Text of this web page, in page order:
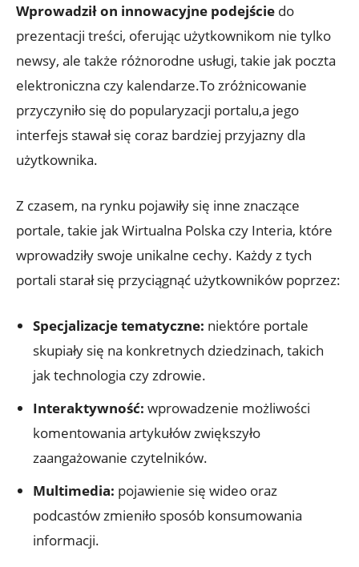
Wprowadził on innowacyjne podejście do
prezentacji treści, oferując użytkownikom nie tylko
newsy, ale także różnorodne usługi, takie jak poczta
elektroniczna czy kalendarze.To zróżnicowanie
przyczyniło się do popularyzacji portalu,a jego
interfejs stawał się coraz bardziej przyjazny dla
użytkownika.
Z czasem, na rynku pojawiły się inne znaczące
portale, takie jak Wirtualna Polska czy Interia, które
wprowadziły swoje unikalne cechy. Każdy z tych
portali starał się przyciągnąć użytkowników poprzez:
Specjalizacje tematyczne: niektóre portale
skupiały się na konkretnych dziedzinach, takich
jak technologia czy zdrowie.
Interaktywność: wprowadzenie możliwości
komentowania artykułów zwiększyło
zaangażowanie czytelników.
Multimedia: pojawienie się wideo oraz
podcastów zmieniło sposób konsumowania
informacji.